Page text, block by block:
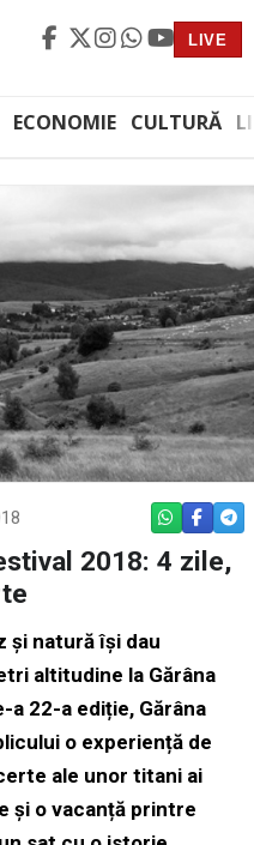
LIVE
ECONOMIE CULTURĂ
WHATSAPP
2018: 4 zile,
și natură își dau
altitudine la Gărâna
a 22-a ediție, Gărâna
o experiență de
ale unor titani ai
și o vacanță printre